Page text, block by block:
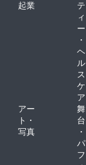
起業
テ
ィ
ー
・
ヘ
ル
ス
ケ
ア
アー
ト・
写真
舞
台
・
パ
フ